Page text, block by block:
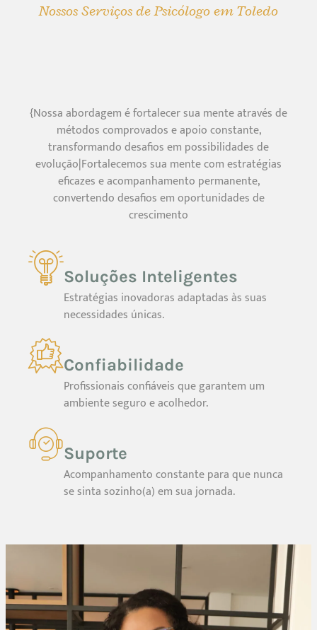
Nossos Serviços de Psicólogo em Toledo
{Nossa abordagem é fortalecer sua mente através de
métodos comprovados e apoio constante,
transformando desafios em possibilidades de
evolução|Fortalecemos sua mente com estratégias
eficazes e acompanhamento permanente,
convertendo desafios em oportunidades de
crescimento
Soluções Inteligentes
Estratégias inovadoras adaptadas às suas
necessidades únicas.
Confiabilidade
Profissionais confiáveis que garantem um
ambiente seguro e acolhedor.
Suporte
Acompanhamento constante para que nunca
se sinta sozinho(a) em sua jornada.